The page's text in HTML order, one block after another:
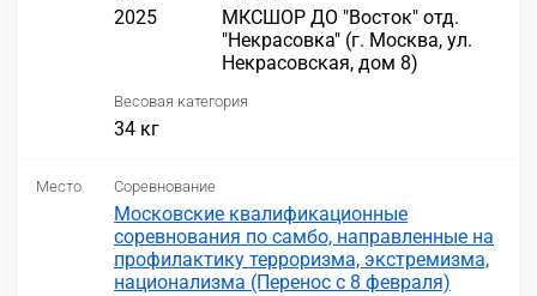
2025
МКСШОР ДО "Восток" отд.
"Некрасовка" (г. Москва, ул.
Некрасовская, дом 8)
Весовая категория
34 кг
Место Соревнование
Московские квалификационные
соревнования по самбо, направленные на
профилактику терроризма, экстремизма,
национализма (Перенос с 8 февраля)